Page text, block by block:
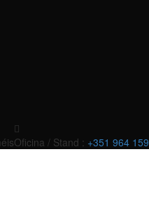
Oficina / Stand : +351 964